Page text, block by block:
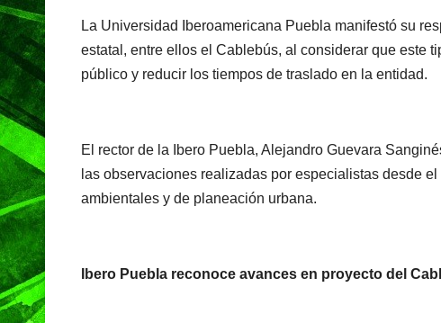
c
e
b
k
at
s
A
gr
a
La Universidad Iberoamericana Puebla manifestó su
estatal, entre ellos el Cablebús, al considerar que este
público y reducir los tiempos de traslado en la entidad.
El rector de la Ibero Puebla, Alejandro Guevara
las observaciones realizadas por especialistas desde
ambientales y de planeación urbana.
Ibero Puebla reconoce avances en proyecto del